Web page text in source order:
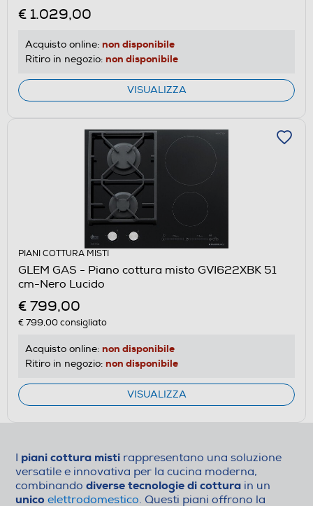
€ 1.029,00
Acquisto online: non disponibile
Ritiro in negozio: non disponibile
VISUALIZZA
PIANI COTTURA MISTI
GLEM GAS - Piano cottura misto GVI622XBK 51
cm-Nero Lucido
€ 799,00
€ 799,00consigliato
Acquisto online: non disponibile
Ritiro in negozio: non disponibile
VISUALIZZA
I piani cottura misti rappresentano una soluzione
versatile e innovativa per la cucina moderna,
combinando diverse tecnologie di cottura in un
unico elettrodomestico. Questi piani offrono la